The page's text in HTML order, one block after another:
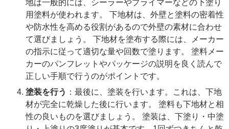
地は一般的には、シーラーやプライマーなどの下塗り
用塗料が使われます。 下地材は、外壁と塗料の密着性
や防水性を高める役割があるので外壁の素材に合わせ
て選びましょう。 下地材を塗布する際には、メーカー
の指示に従って適切な量や回数で塗ります。 塗料メー
カーのパンフレットやパッケージの説明を良く読んで
正しい手順で行うのがポイントです。
塗装を行う ：最後に、塗装を行います。これは、下地
材が完全に乾燥した後に行います。 塗料も下地材と相
性の良いものを選びましょう。 塗装は、下塗り・中塗